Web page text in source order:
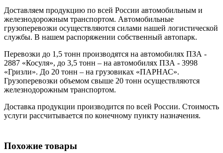
Доставляем продукцию по всей России автомобильным и
железнодорожным транспортом. Автомобильные
грузоперевозки осуществляются силами нашей логистической
службы. В нашем распоряжении собственный автопарк.
Перевозки до 1,5 тонн производятся на автомобилях ПЗА -
2887 «Косуля», до 3,5 тонн – на автомобилях ПЗА - 3998
«Гризли». До 20 тонн – на грузовиках «ПАРНАС».
Грузоперевозки объемом свыше 20 тонн осуществляются
железнодорожным транспортом.
Доставка продукции производится по всей России. Стоимость
услуги рассчитывается по конечному пункту назначения.
Похожие товары